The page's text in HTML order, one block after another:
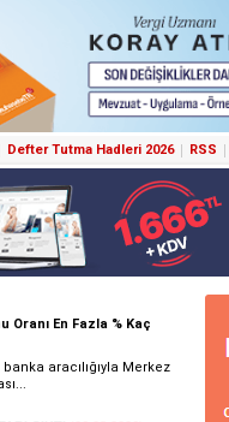
Defter Tutma Hadleri 2026 RSS